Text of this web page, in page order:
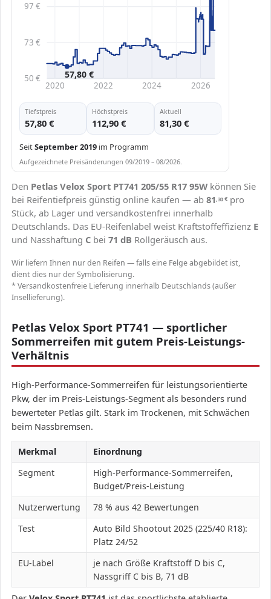
50 €
73 €
97 €
2020 2022 2024 2026
57,80 €
Tiefstpreis
57,80 €
Höchstpreis
112,90 €
Aktuell
81,30 €
SeitSeptember 2019 im Programm
Aufgezeichnete Preisänderungen 09/2019 – 08/2026.
Den Petlas Velox Sport PT741 205/55 R17 95W können Sie
bei Reifentiefpreis günstig online kaufen — ab 81 ,30€ pro
Stück, ab Lager und versandkostenfrei innerhalb
Deutschlands. Das EU-Reifenlabel weist Kraftstoffeffizienz E
und Nasshaftung C bei 71 dB Rollgeräusch aus.
Wir liefern Ihnen nur den Reifen — falls eine Felge abgebildet ist,
dient dies nur der Symbolisierung.
* Versandkostenfreie Lieferung innerhalb Deutschlands (außer
Insellieferung).
Petlas Velox Sport PT741 — sportlicher
Sommerreifen mit gutem Preis-Leistungs-
Verhältnis
High-Performance-Sommerreifen für leistungsorientierte
Pkw, der im Preis-Leistungs-Segment als besonders rund
bewerteter Petlas gilt. Stark im Trockenen, mit Schwächen
beim Nassbremsen.
Merkmal
Einordnung
Segment
High-Performance-Sommerreifen,
Budget/Preis-Leistung
Nutzerwertung
78 % aus 42 Bewertungen
Test
Auto Bild Shootout 2025 (225/40 R18):
Platz 24/52
EU-Label
je nach Größe Kraftstoff D bis C,
Nassgriff C bis B, 71 dB